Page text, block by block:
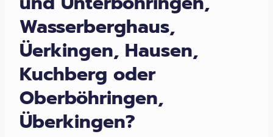
Wasserberghaus,
Üerkingen, Hausen,
Kuchberg oder
Oberböhringen,
Überkingen?